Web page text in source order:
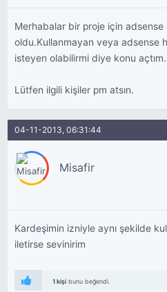
Merhabalar bir proje için adsense
oldu.Kullanmayan veya adsense
isteyen olabilirmi diye konu açtım.
Lütfen ilgili kişiler pm atsın.
04-11-2013, 06:31:44
Misafir
Kardeşimin izniyle aynı şekilde
iletirse sevinirim
1 kişi bunu beğendi.